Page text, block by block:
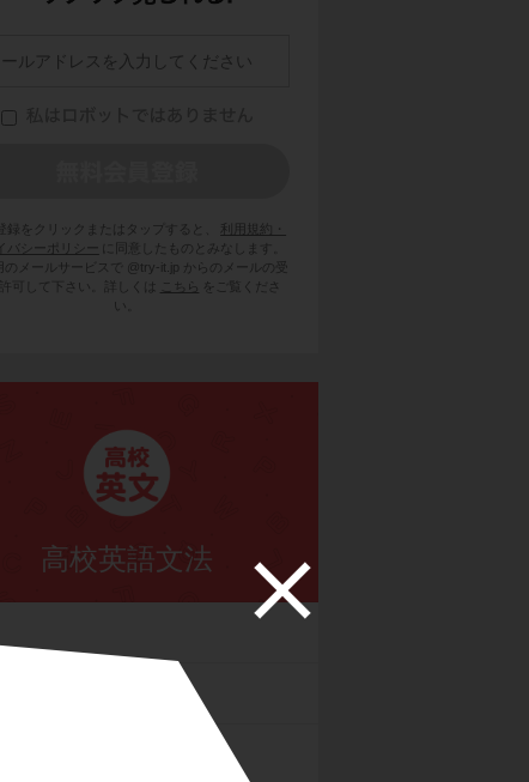
録をクリックまたはタップすると、
利用規約・
バシーポリシー
に同意したものとみなします。
のメールサービスで @try-it.jp からのメールの受
可して下さい。詳しくは
こちら
をご覧くださ
い。
高校英語文法